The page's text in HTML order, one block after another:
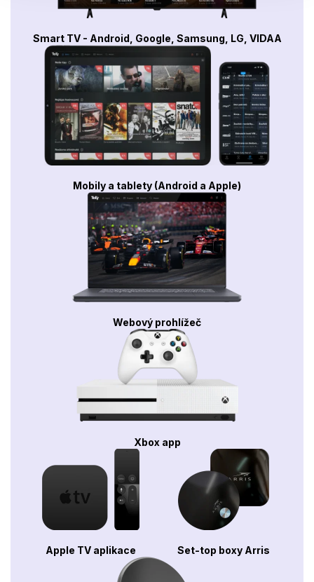
Smart TV - Android, Google, Samsung, LG, VIDAA
Mobily a tablety (Android a Apple)
Webový prohlížeč
Xbox app
Apple TV aplikace Set-top boxy Arris